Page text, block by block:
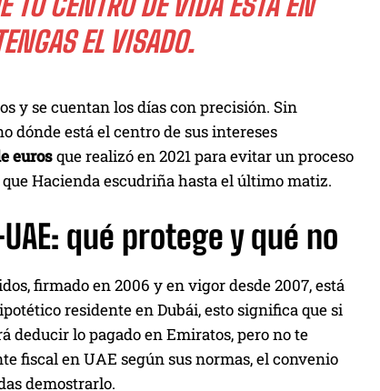
EL VISADO.
y se cuentan los días con precisión. Sin
dónde está el centro de sus intereses
eurosque realizó en 2021 para evitar un proceso
Hacienda escudriña hasta el último matiz.
qué protege y qué no
firmado en 2006 y en vigor desde 2007, está
residente en Dubái, esto significa que si
deducir lo pagado en Emiratos, pero no te
fiscal en UAE según sus normas, el convenio
demostrarlo.